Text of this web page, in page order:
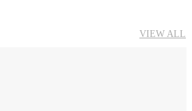
VIEW ALL